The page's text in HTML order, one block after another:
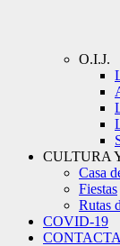
O.I.J.
CULTURA
Casa
Fiestas
Rutas
COVID-19
CONTACTA